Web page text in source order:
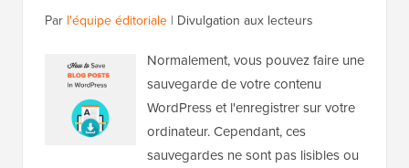
Par l'équipe éditoriale | Divulgation aux lecteurs
Normalement, vous pouvez faire une
sauvegarde de votre contenu
WordPress et l'enregistrer sur votre
ordinateur. Cependant, ces
sauvegardes ne sont pas lisibles ou